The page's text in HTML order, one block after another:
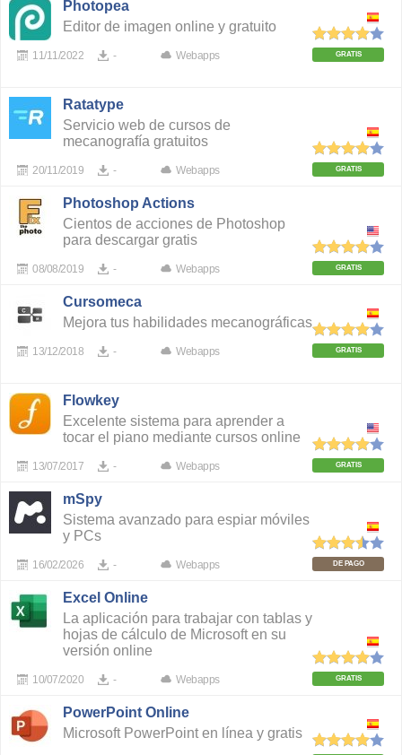
Photopea
Editor de imagen online y gratuito
GRATIS
-
11/11/2022 Webapps
Ratatype
Servicio web de cursos de
mecanografía gratuitos
GRATIS
-
20/11/2019 Webapps
Photoshop Actions
Cientos de acciones de Photoshop
para descargar gratis
GRATIS
-
08/08/2019 Webapps
Cursomeca
Mejora tus habilidades mecanográficas
GRATIS
-
13/12/2018 Webapps
Flowkey
Excelente sistema para aprender a
tocar el piano mediante cursos online
GRATIS
-
13/07/2017 Webapps
mSpy
Sistema avanzado para espiar móviles
y PCs
DE PAGO
-
16/02/2026 Webapps
Excel Online
La aplicación para trabajar con tablas y
hojas de cálculo de Microsoft en su
versión online
GRATIS
-
10/07/2020 Webapps
PowerPoint Online
Microsoft PowerPoint en línea y gratis